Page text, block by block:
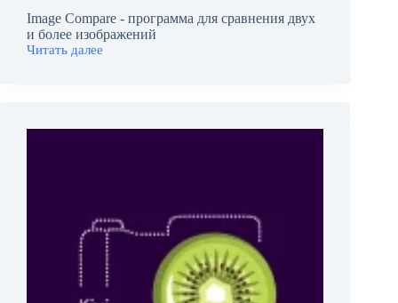
Image Compare - программа для сравнения двух
и более изображений
Читать далее
Image